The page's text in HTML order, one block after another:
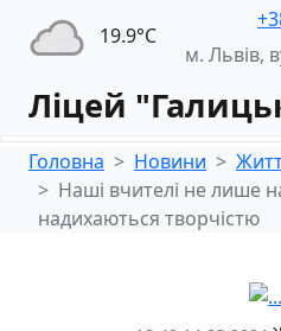
19.9°С
м. Львів,
Ліцей
Головна Новини
Наші вчителі не лише
надихаються творчістю